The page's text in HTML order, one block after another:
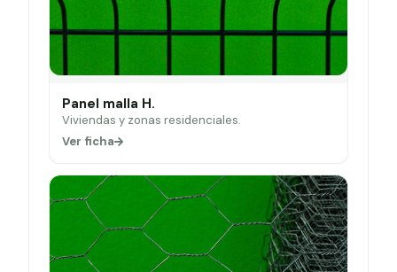
Panel malla H.
Viviendas y zonas residenciales.
Ver ficha